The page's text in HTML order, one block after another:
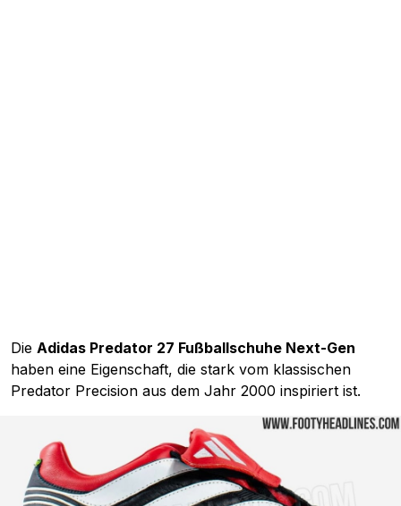
Die Adidas Predator 27 Fußballschuhe Next-Gen
haben eine Eigenschaft, die stark vom klassischen
Predator Precision aus dem Jahr 2000 inspiriert ist.